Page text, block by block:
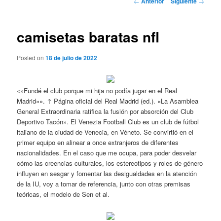
camisetas baratas nfl
Posted on18 de julio de 2022
«»Fundé el club porque mi hija no podía jugar en el Real
Madrid»». ↑ Página oficial del Real Madrid (ed.). «La Asamblea
General Extraordinaria ratifica la fusión por absorción del Club
Deportivo Tacón». El Venezia Football Club es un club de fútbol
italiano de la ciudad de Venecia, en Véneto. Se convirtió en el
primer equipo en alinear a once extranjeros de diferentes
nacionalidades. En el caso que me ocupa, para poder desvelar
cómo las creencias culturales, los estereotipos y roles de género
influyen en sesgar y fomentar las desigualdades en la atención
de la IU, voy a tomar de referencia, junto con otras premisas
teóricas, el modelo de Sen et al.